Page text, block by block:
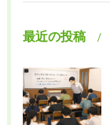
最近の投稿